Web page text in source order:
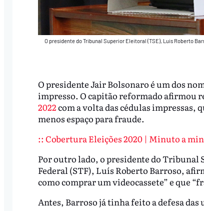
O presidente do Tribunal Superior Eleitoral (TSE), Luis Roberto
O presidente Jair Bolsonaro é um dos
impresso. O capitão reformado afirmou
2022com a volta das cédulas impressas,
menos espaço para fraude.
:: Cobertura Eleições 2020 | Minuto a
Por outro lado, o presidente do
Federal (STF), Luís Roberto Barroso,
como comprar um videocassete” e que
Antes, Barroso já tinha feito a defesa